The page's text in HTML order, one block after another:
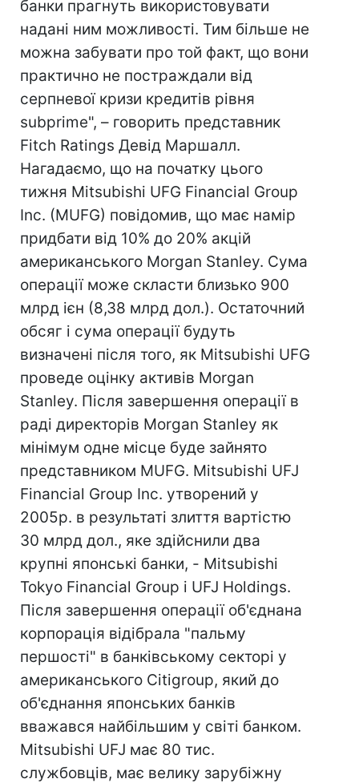
банки прагнуть використовувати
надані ним можливості. Тим більше не
можна забувати про той факт, що вони
практично не постраждали від
серпневої кризи кредитів рівня
subprime", – говорить представник
Fitch Ratings Девід Маршалл.
Нагадаємо, що на початку цього
тижня Mitsubishi UFG Financial Group
Inc. (MUFG) повідомив, що має намір
придбати від 10% до 20% акцій
американського Morgan Stanley. Сума
операції може скласти близько 900
млрд ієн (8,38 млрд дол.). Остаточний
обсяг і сума операції будуть
визначені після того, як Mitsubishi UFG
проведе оцінку активів Morgan
Stanley. Після завершення операції в
раді директорів Morgan Stanley як
мінімум одне місце буде зайнято
представником MUFG. Mitsubishi UFJ
Financial Group Inc. утворений у
2005р. в результаті злиття вартістю
30 млрд дол., яке здійснили два
крупні японські банки, - Mitsubishi
Tokyo Financial Group і UFJ Holdings.
Після завершення операції об'єднана
корпорація відібрала "пальму
першості" в банківському секторі у
американського Citigroup, який до
об'єднання японських банків
вважався найбільшим у світі банком.
Mitsubishi UFJ має 80 тис.
службовців, має велику зарубіжну